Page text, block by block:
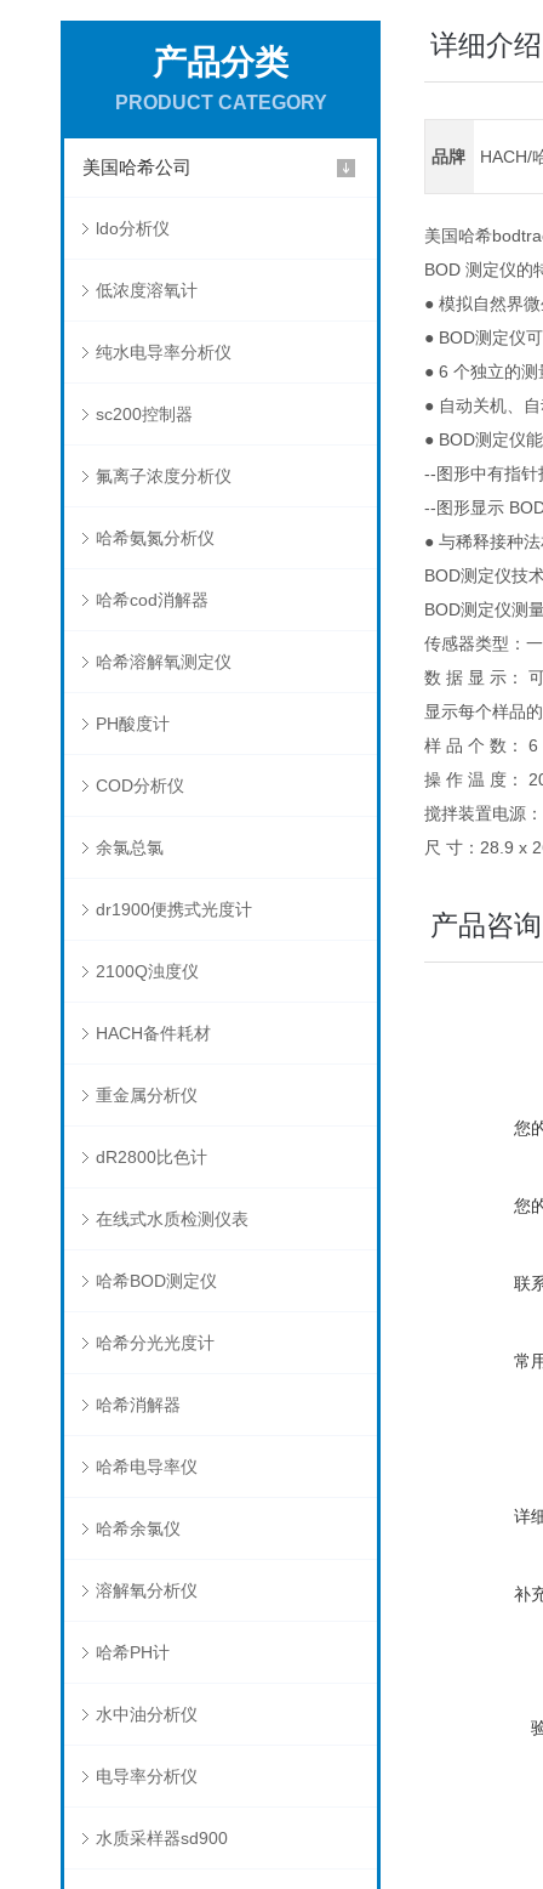
产品分类
PRODUCT CATEGORY
美国哈希公司
ldo分析仪
低浓度溶氧计
纯水电导率分析仪
sc200控制器
氟离子浓度分析仪
哈希氨氮分析仪
哈希cod消解器
哈希溶解氧测定仪
PH酸度计
COD分析仪
余氯总氯
dr1900便携式光度计
2100Q浊度仪
HACH备件耗材
重金属分析仪
dR2800比色计
在线式水质检测仪表
哈希BOD测定仪
哈希分光光度计
哈希消解器
哈希电导率仪
哈希余氯仪
溶解氧分析仪
哈希PH计
水中油分析仪
电导率分析仪
水质采样器sd900
详细介绍
品牌 HACH/
美国哈希
BOD 测定仪的
● 模拟自然界
● BOD测定仪
● 6 个独立的
● 自动关机、
● BOD测定仪
--图形中有指
--图形显示
● 与稀释接种
BOD测定仪技
BOD测定仪测
传感器类型：
数 据 显 示：
显示每个样品
样 品 个 数：
操 作 温 度：
搅拌装置电源
尺 寸：28.9 x
产品咨询
您
您
联
常
详
补